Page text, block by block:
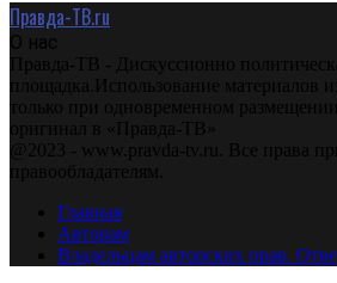
Правда-ТВ.ru
О нас
Правда-ТВ - Дискуссионно
площадка.Использование материалов
только при одновременном
оригинал в «Правда-ТВ»
@2023 - www.pravda-tv.ru. Все права
правообладателям.
Главная
Авторам
Владельцам авторских прав.